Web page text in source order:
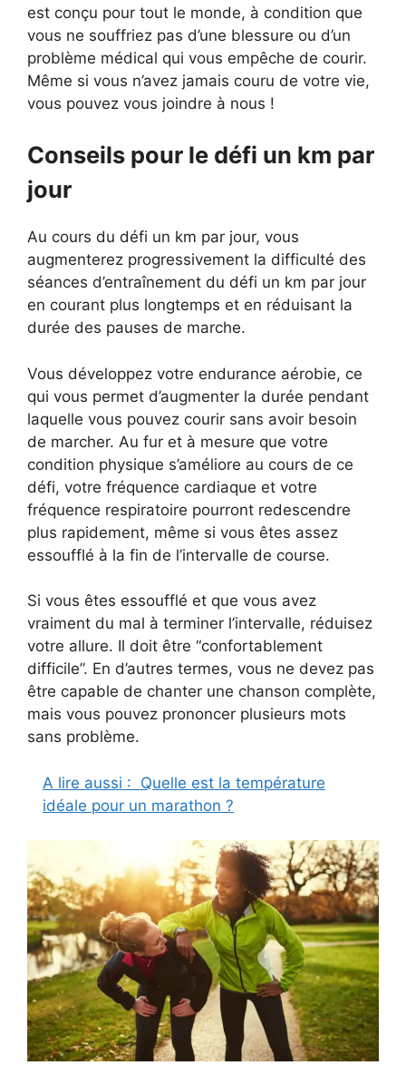
est conçu pour tout le monde, à condition que
vous ne souffriez pas d’une blessure ou d’un
problème médical qui vous empêche de courir.
Même si vous n’avez jamais couru de votre vie,
vous pouvez vous joindre à nous !
Conseils pour le défi un km par
jour
Au cours du défi un km par jour, vous
augmenterez progressivement la difficulté des
séances d’entraînement du défi un km par jour
en courant plus longtemps et en réduisant la
durée des pauses de marche.
Vous développez votre endurance aérobie, ce
qui vous permet d’augmenter la durée pendant
laquelle vous pouvez courir sans avoir besoin
de marcher. Au fur et à mesure que votre
condition physique s’améliore au cours de ce
défi, votre fréquence cardiaque et votre
fréquence respiratoire pourront redescendre
plus rapidement, même si vous êtes assez
essoufflé à la fin de l’intervalle de course.
Si vous êtes essoufflé et que vous avez
vraiment du mal à terminer l’intervalle, réduisez
votre allure. Il doit être “confortablement
difficile”. En d’autres termes, vous ne devez pas
être capable de chanter une chanson complète,
mais vous pouvez prononcer plusieurs mots
sans problème.
A lire aussi : Quelle est la température
idéale pour un marathon ?